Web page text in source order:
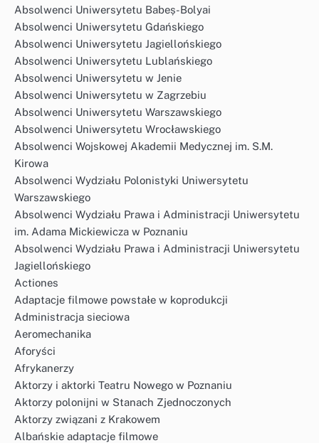
Absolwenci Uniwersytetu Babeș-Bolyai
Absolwenci Uniwersytetu Gdańskiego
Absolwenci Uniwersytetu Jagiellońskiego
Absolwenci Uniwersytetu Lublańskiego
Absolwenci Uniwersytetu w Jenie
Absolwenci Uniwersytetu w Zagrzebiu
Absolwenci Uniwersytetu Warszawskiego
Absolwenci Uniwersytetu Wrocławskiego
Absolwenci Wojskowej Akademii Medycznej im. S.M.
Kirowa
Absolwenci Wydziału Polonistyki Uniwersytetu
Warszawskiego
Absolwenci Wydziału Prawa i Administracji Uniwersytetu
im. Adama Mickiewicza w Poznaniu
Absolwenci Wydziału Prawa i Administracji Uniwersytetu
Jagiellońskiego
Actiones
Adaptacje filmowe powstałe w koprodukcji
Administracja sieciowa
Aeromechanika
Aforyści
Afrykanerzy
Aktorzy i aktorki Teatru Nowego w Poznaniu
Aktorzy polonijni w Stanach Zjednoczonych
Aktorzy związani z Krakowem
Albańskie adaptacje filmowe